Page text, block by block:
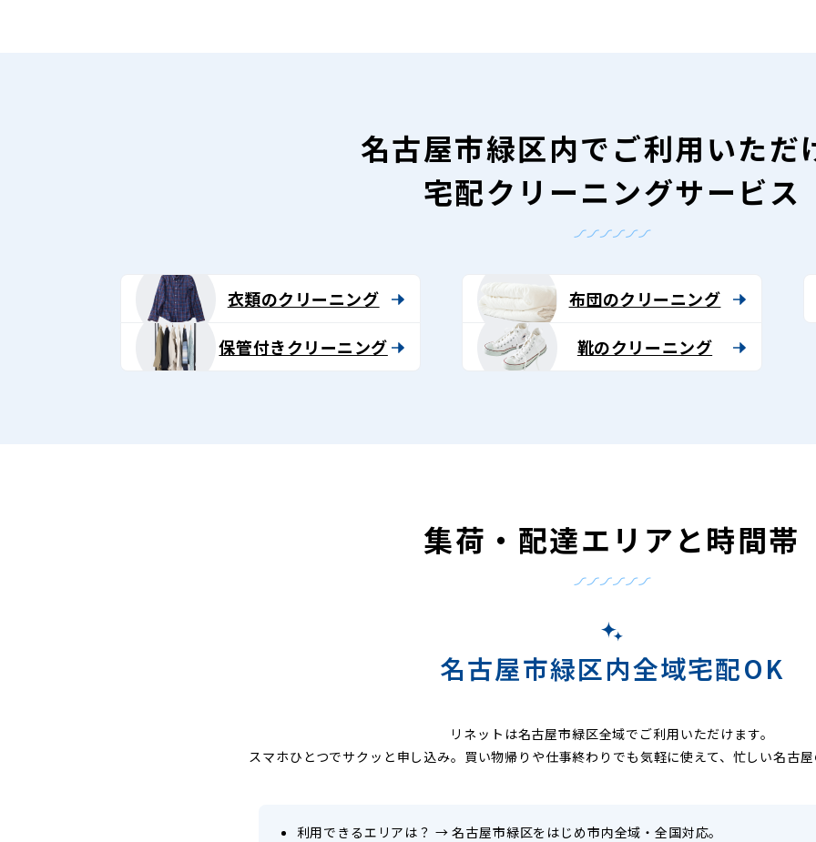
名古屋市緑区内でご利用いただ
宅配クリーニングサービス
衣類のクリーニング
保管付きクリーニング
布団のクリーニング
靴のクリーニング
集荷・配達エリアと時間帯
名古屋市緑区内全域宅配OK
リネットは名古屋市緑区全域でご利用いただけます。
スマホひとつでサクッと申し込み。買い物帰りや仕事終わりでも気軽に使えて、忙しい名古
利用できるエリアは？ →名古屋市緑区をはじめ市内全域・全国対応。